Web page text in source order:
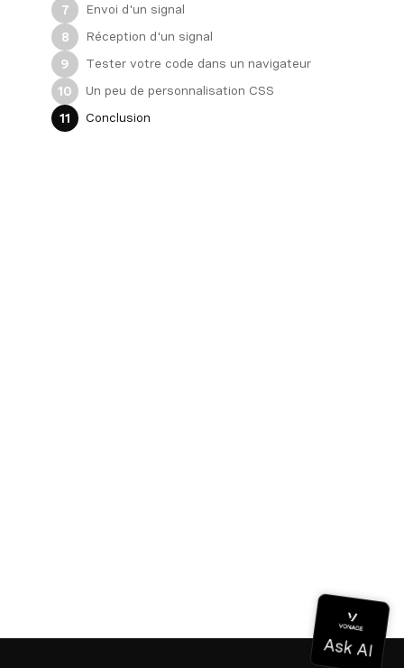
7
Envoi d'un signal
8
Réception d'un signal
9
Tester votre code dans un navigateur
10
Un peu de personnalisation CSS
11
Conclusion